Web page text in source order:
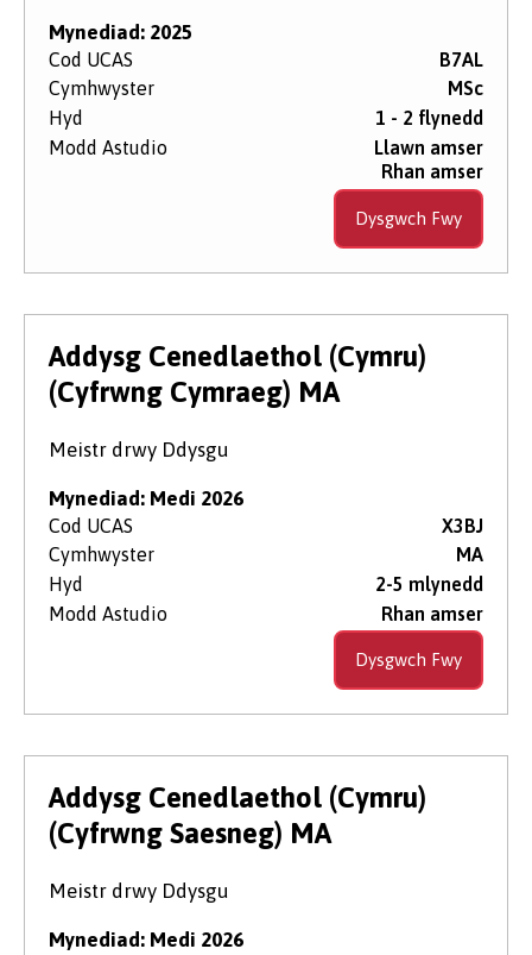
Mynediad: 2025
Cod UCAS
B7AL
Cymhwyster
MSc
Hyd
1 - 2 flynedd
Modd Astudio
Llawn amser
Rhan amser
Dysgwch Fwy
Addysg Cenedlaethol (Cymru)
(Cyfrwng Cymraeg) MA
Meistr drwy Ddysgu
Mynediad: Medi 2026
Cod UCAS
X3BJ
Cymhwyster
MA
Hyd
2-5 mlynedd
Modd Astudio
Rhan amser
Dysgwch Fwy
Addysg Cenedlaethol (Cymru)
(Cyfrwng Saesneg) MA
Meistr drwy Ddysgu
Mynediad: Medi 2026